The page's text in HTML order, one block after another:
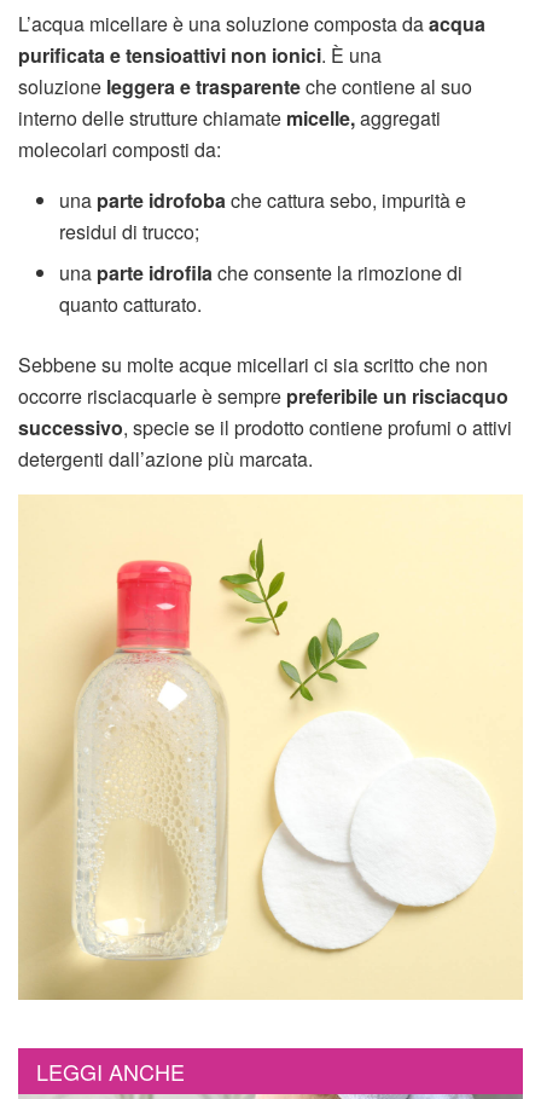
L’acqua micellare è una soluzione composta daacqua
purificata e tensioattivi non ionici. È una
soluzione leggera e trasparenteche contiene al suo
interno delle strutture chiamate micelle,aggregati
molecolari composti da:
una parte idrofobache cattura sebo, impurità e
residui di trucco;
una parte idrofilache consente la rimozione di
quanto catturato.
Sebbene su molte acque micellari ci sia scritto che non
occorre risciacquarle è sempre preferibile un risciacquo
successivo, specie se il prodotto contiene profumi o attivi
detergenti dall’azione più marcata.
LEGGI ANCHE